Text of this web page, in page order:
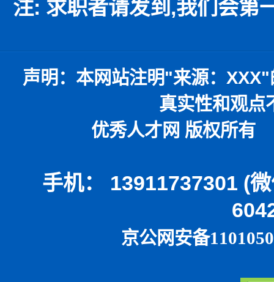
注: 求职者请发到,我们会第
声明：本网站注明"来源： XXX"
真实性和观点
优秀人才网 版权所有 本网
手机： 13911737301 (
京公网安备